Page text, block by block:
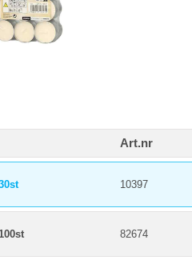
Art.nr
10397
82674